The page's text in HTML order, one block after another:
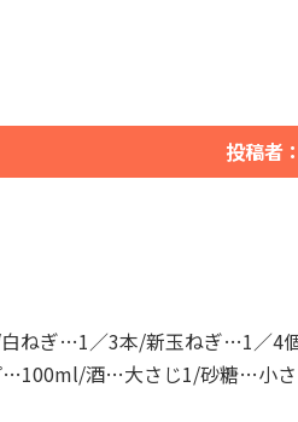
投稿者
ねぎ…1／3本/新玉ねぎ…1／4
酒…大さじ1/砂糖…小